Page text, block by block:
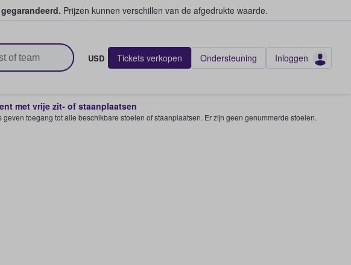
Prijzen kunnen verschillen van de afgedrukte waarde.
USD Tickets verkopen Ondersteuning Inloggen
met vrije zit- of staanplaatsen
geven toegang tot alle beschikbare stoelen of staanplaatsen. Er zijn geen genummerde stoelen.